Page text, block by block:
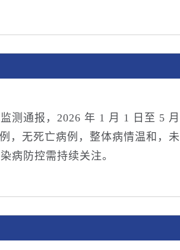
测通报，2026 年 1 月 1 日至 5
，无死亡病例，整体病情温和，
病防控需持续关注。